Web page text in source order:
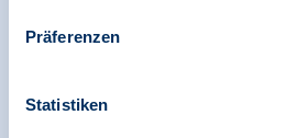
Präferenzen
Statistiken
Gesundheitsdatenraum